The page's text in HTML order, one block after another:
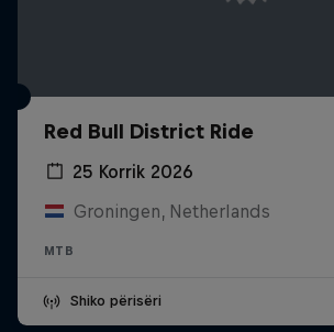
Red Bull District Ride
25 Korrik 2026
Groningen, Netherlands
MTB
Shiko përisëri